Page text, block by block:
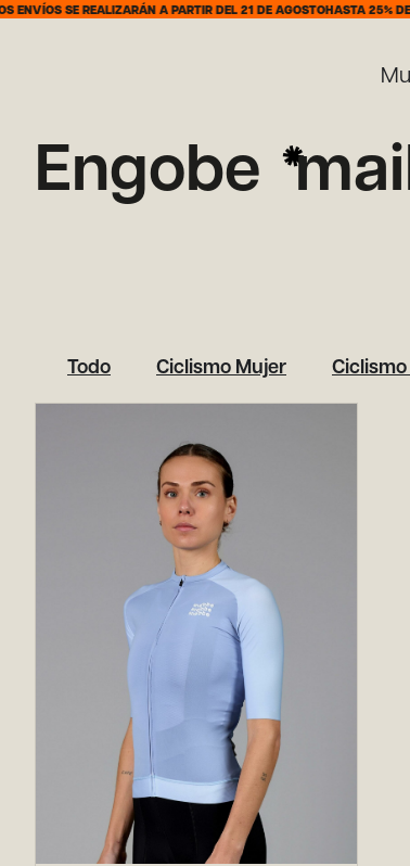
SE REALIZARÁN A PARTIR DEL 21 DE AGOSTOHASTA 25% DE
Engobe
Todo Ciclismo Mujer